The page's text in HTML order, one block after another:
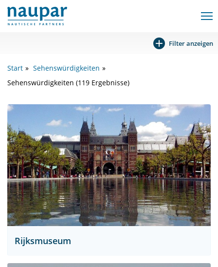
Filter anzeigen
Start
Sehenswürdigkeiten
Sehenswürdigkeiten (119 Ergebnisse)
Rijksmuseum